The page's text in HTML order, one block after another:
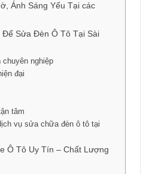
Ánh Sáng Yếu Tại các
Để Sửa Đèn Ô Tô Tại Sài
nghiệp
đại
tâm
vụ sửa chữa đèn ô tô tại
Ô Tô Uy Tín – Chất Lượng